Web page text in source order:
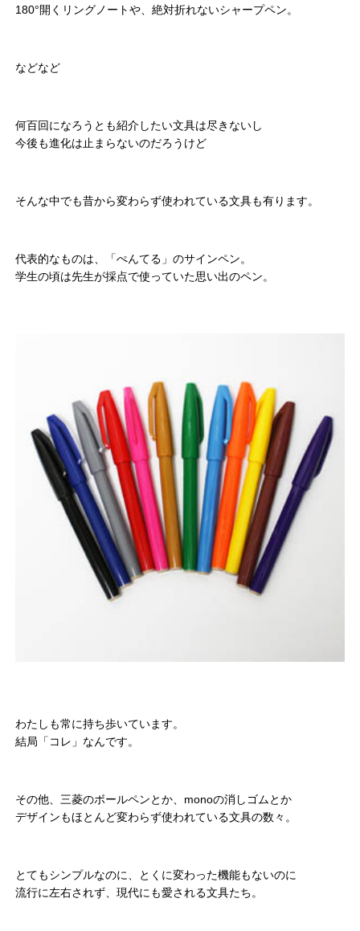
180°開くリングノートや、絶対折れないシャープペン。
などなど
何百回になろうとも紹介したい文具は尽きないし
今後も進化は止まらないのだろうけど
そんな中でも昔から変わらず使われている文具も有ります。
代表的なものは、「ぺんてる」のサインペン。
学生の頃は先生が採点で使っていた思い出のペン。
わたしも常に持ち歩いています。
結局「コレ」なんです。
その他、三菱のボールペンとか、monoの消しゴムとか
デザインもほとんど変わらず使われている文具の数々。
とてもシンプルなのに、とくに変わった機能もないのに
流行に左右されず、現代にも愛される文具たち。